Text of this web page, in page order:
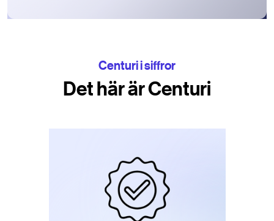
Centuri i siffror
Det här är Centuri